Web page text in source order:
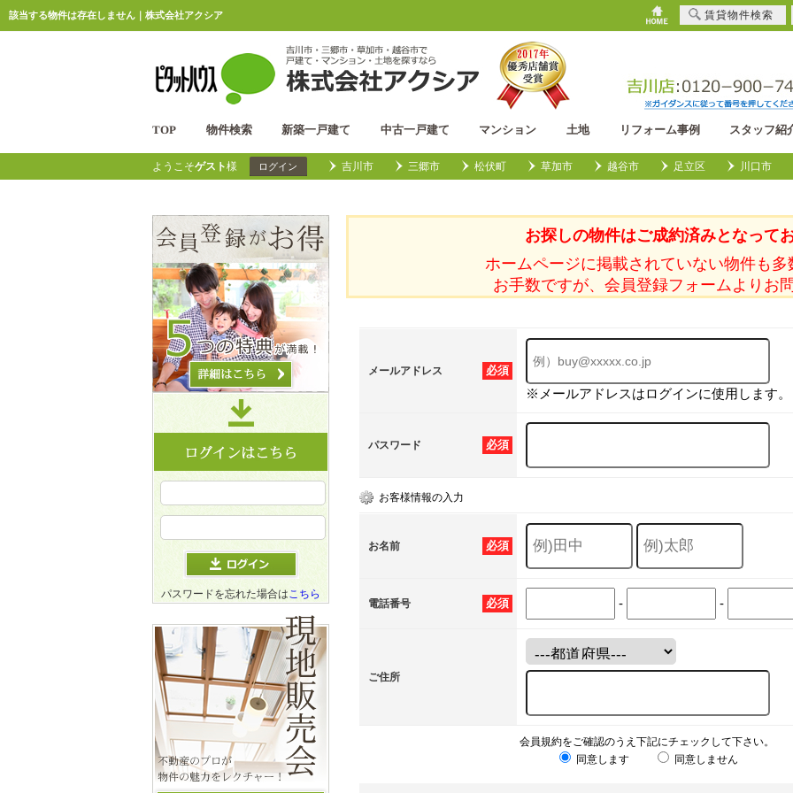
該当する物件は存在しません｜株式会社アクシア
TOP 物件検索 新築一戸建て 中古一戸建て マンション 土地 リフォーム事例 スタッフ紹
ようこそゲスト様 ログイン 吉川市 三郷市 松伏町 草加市 越谷市 足立区 川口市
お探しの物件はご成約済みとなってお
ホームページに掲載されていない物件も多
お手数ですが、会員登録フォームよりお
必須
メールアドレス
※メールアドレスはログインに使用します。
必須
パスワード
お客様情報の入力
必須
お名前
必須
電話番号 - -
ご住所
会員規約をご確認のうえ下記にチェックして下さい。
同意します
同意しません
パスワードを忘れた場合はこちら
賃貸物件検索